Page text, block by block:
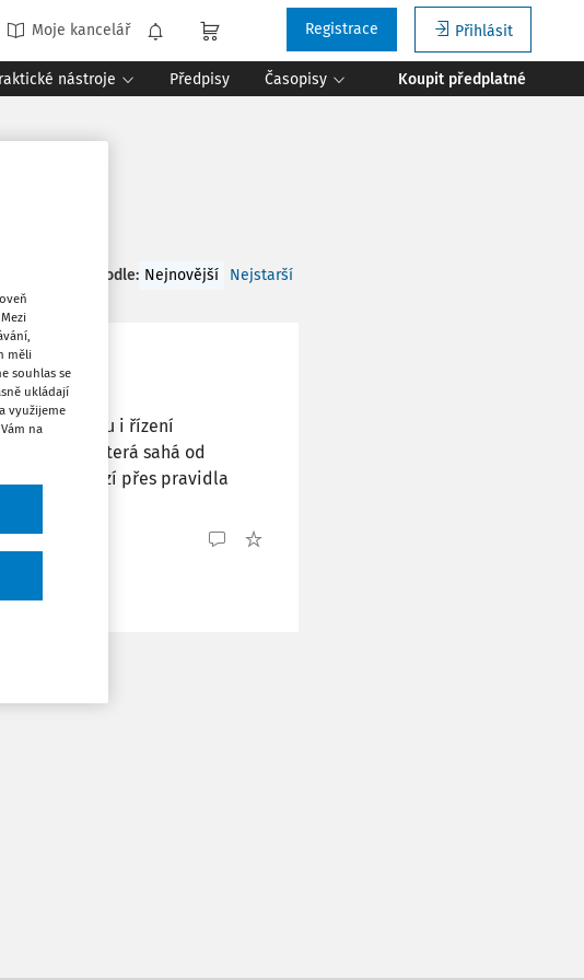
Moje kancelář Přihlásit
Registrace
nástroje Předpisy Časopisy Koupit předplatné
Řadit podle: Nejnovější Nejstarší
úlohu i řízení
metodiky, která sahá od
hlavních fází přes pravidla
měli
souhlas se
ukládají
využijeme
na